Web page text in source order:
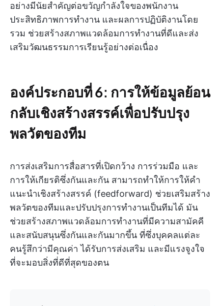
อย่างมีนัยสำคัญต่อขวัญกำลังใจของพนักงาน
ประสิทธิภาพการทำงาน และผลการปฏิบัติงานโดย
รวม ช่วยสร้างสภาพแวดล้อมการทำงานที่ดีและส่ง
เสริมวัฒนธรรมการเรียนรู้อย่างต่อเนื่อง
องค์ประกอบที่ 6: การให้ข้อมูลย้อน
กลับเชิงสร้างสรรค์เพื่อปรับปรุง
พลวัตของทีม
การส่งเสริมการสื่อสารที่เปิดกว้าง การร่วมมือ และ
การให้เกียรติซึ่งกันและกัน สามารถทำให้การให้คำ
แนะนำเชิงสร้างสรรค์ (feedforward) ช่วยเสริมสร้าง
พลวัตของทีมและปรับปรุงการทำงานเป็นทีมได้ มัน
ช่วยสร้างสภาพแวดล้อมการทำงานที่มีความสามัคคี
และสนับสนุนซึ่งกันและกันมากขึ้น ที่ซึ่งบุคคลแต่ละ
คนรู้สึกว่ามีคุณค่า ได้รับการส่งเสริม และมีแรงจูงใจ
ที่จะมอบสิ่งที่ดีที่สุดของตน